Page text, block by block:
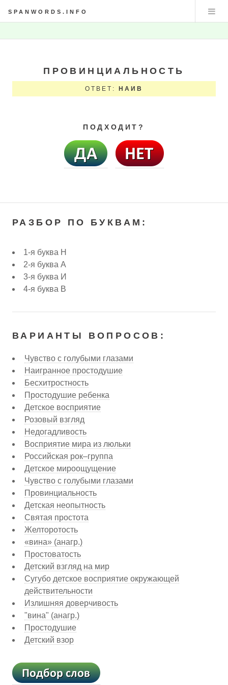
SPANWORDS.INFO
ПРОВИНЦИАЛЬНОСТЬ
ОТВЕТ: НАИВ
ПОДХОДИТ?
РАЗБОР ПО БУКВАМ:
1-я буква Н
2-я буква А
3-я буква И
4-я буква В
ВАРИАНТЫ ВОПРОСОВ:
Чув­ство с го­лу­бы­ми гла­за­ми
Наигранное простодушие
Бесхитростность
Простодушие ребенка
Детское восприятие
Розовый взгляд
Недогадливость
Восприятие мира из люльки
Российская рок–группа
Детское мироощущение
Чувство с голубыми глазами
Провинциальность
Детская неопытность
Святая простота
Желторотость
«вина» (анагр.)
Простоватость
Детский взгляд на мир
Сугубо детское восприятие окружающей
действительности
Излишняя доверчивость
"вина" (анагр.)
Простодушие
Детский взор